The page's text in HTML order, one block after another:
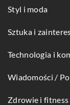
Styl i moda
Sztuka i
Technologia i
Wiadomości /
Zdrowie i fitness